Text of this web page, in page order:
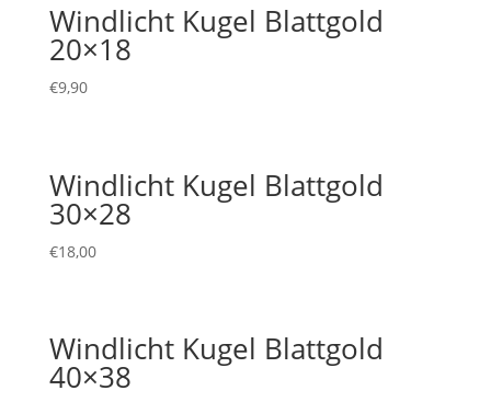
Windlicht Kugel Blattgold
20×18
€9,90
Windlicht Kugel Blattgold
30×28
€18,00
Windlicht Kugel Blattgold
40×38